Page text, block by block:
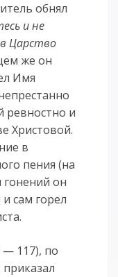
обнял
и не
Царство
же он
Имя
ревностно и
Христовой.
в
пения (на
гонений он
сам горел
— 117), по